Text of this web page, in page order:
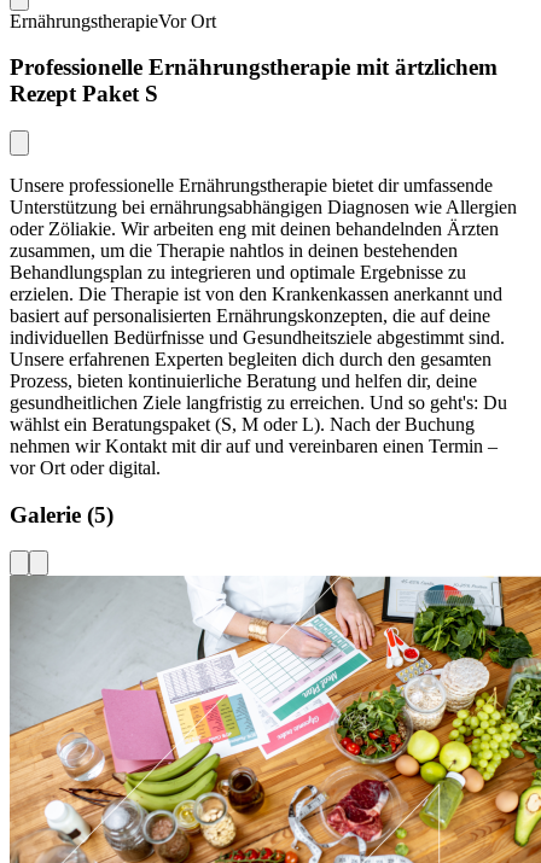
ErnährungstherapieVor Ort
Professionelle Ernährungstherapie mit ärtzlichem
Rezept Paket S
Unsere professionelle Ernährungstherapie bietet dir umfassende
Unterstützung bei ernährungsabhängigen Diagnosen wie Allergien
oder Zöliakie. Wir arbeiten eng mit deinen behandelnden Ärzten
zusammen, um die Therapie nahtlos in deinen bestehenden
Behandlungsplan zu integrieren und optimale Ergebnisse zu
erzielen. Die Therapie ist von den Krankenkassen anerkannt und
basiert auf personalisierten Ernährungskonzepten, die auf deine
individuellen Bedürfnisse und Gesundheitsziele abgestimmt sind.
Unsere erfahrenen Experten begleiten dich durch den gesamten
Prozess, bieten kontinuierliche Beratung und helfen dir, deine
gesundheitlichen Ziele langfristig zu erreichen. Und so geht's: Du
wählst ein Beratungspaket (S, M oder L). Nach der Buchung
nehmen wir Kontakt mit dir auf und vereinbaren einen Termin –
vor Ort oder digital.
Galerie (5)